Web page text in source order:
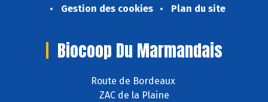
Gestion des cookies
Plan du site
Biocoop Du Marmandais
Route de Bordeaux
ZAC de la Plaine